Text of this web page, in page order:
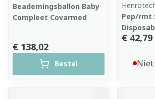
Beademingsballon Baby
Compleet Covarmed
€ 138,02
Bestel
Pep/rmt
€ 42,79
Niet